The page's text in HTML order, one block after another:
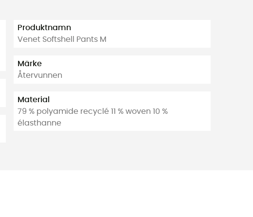
Produktnamn
Venet Softshell Pants M
Märke
Återvunnen
Material
79 % polyamide recyclé 11 % woven 10 %
élasthanne